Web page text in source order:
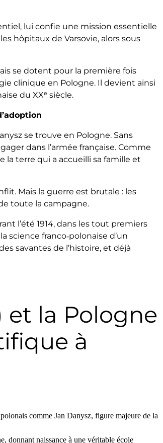
lui confie une mission essentielle
hôpitaux de Varsovie, alors sous
se dotent pour la première fois
clinique en Pologne. Il devient ainsi
du XXᵉ siècle.
se trouve en Pologne. Sans
dans l’armée française. Comme
la terre qui a accueilli sa famille et
Mais la guerre est brutale : les
toute la campagne.
l’été 1914, dans les tout premiers
science franco‑polonaise d’un
savantes de l’histoire, et déjà
et la Pologne
à
comme Jan Danysz, figure majeure de la
donnant naissance à une véritable école